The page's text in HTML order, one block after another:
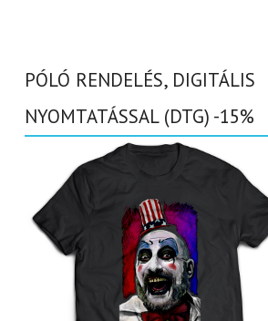
PÓLÓ RENDELÉS, DIGITÁLIS
NYOMTATÁSSAL (DTG) -15%